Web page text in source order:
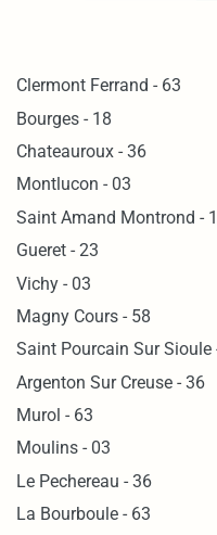
Clermont Ferrand - 63
Bourges - 18
Chateauroux - 36
Montlucon - 03
Saint Amand Montrond -
Gueret - 23
Vichy - 03
Magny Cours - 58
Saint Pourcain Sur Sioule
Argenton Sur Creuse - 36
Murol - 63
Moulins - 03
Le Pechereau - 36
La Bourboule - 63